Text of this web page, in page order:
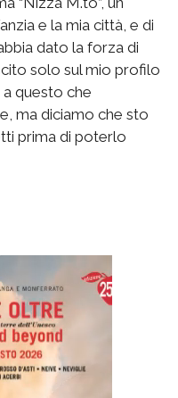
e la mia città, e di
dato la forza di
solo sul mio profilo
a questo che
ma diciamo che sto
prima di poterlo